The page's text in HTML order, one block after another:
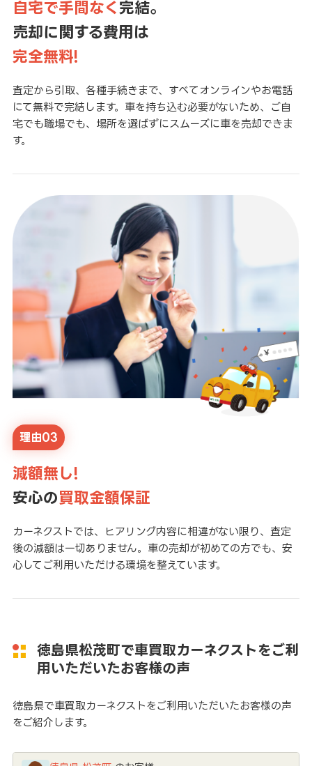
自宅で手間なく 完結。
売却に関する費用は
完全無料!
査定から引取、各種手続きまで、すべてオンラインやお電話
にて無料で完結します。車を持ち込む必要がないため、ご自
宅でも職場でも、場所を選ばずにスムーズに車を売却できま
す。
理由03
減額無し!
安心の買取金額保証
カーネクストでは、ヒアリング内容に相違がない限り、査定
後の減額は一切ありません。車の売却が初めての方でも、安
心してご利用いただける環境を整えています。
徳島県松茂町で車買取カーネクストをご利
用いただいたお客様の声
徳島県で車買取カーネクストをご利用いただいたお客様の声
をご紹介します。